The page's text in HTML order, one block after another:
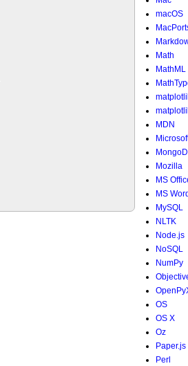
macOS
Math
MathML
MDN
Mozilla
MS
MS Word
MySQL
NLTK
Node.js
NoSQL
NumPy
OS
OS X
Oz
Paper.js
Perl